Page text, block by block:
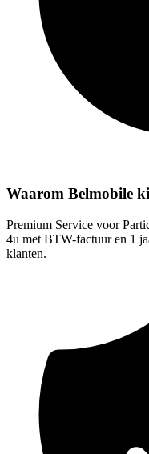
Waarom Belmobile
Premium Service voor
4u met BTW-factuur en 1
klanten.